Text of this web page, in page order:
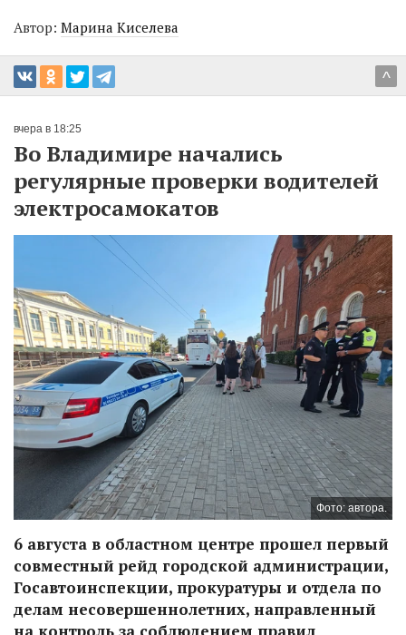
Автор: Марина Киселева
^
вчера в 18:25
Во Владимире начались
регулярные проверки водителей
электросамокатов
Фото: автора.
6 августа в областном центре прошел первый
совместный рейд городской администрации,
Госавтоинспекции, прокуратуры и отдела по
делам несовершеннолетних, направленный
на контроль за соблюдением правил